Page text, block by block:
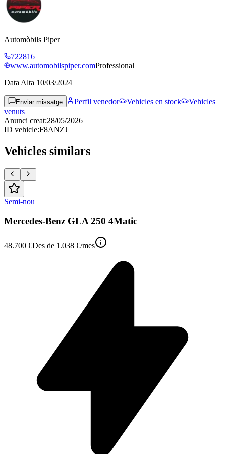
Automòbils Piper
722816
www.automobilspiper.comProfessional
Data Alta 10/03/2024
Enviar missatge Perfil venedor Vehicles en stock
Vehicles
venuts
Anunci creat:28/05/2026
ID vehicle:F8ANZJ
Vehicles similars
Semi-nou
Mercedes-Benz GLA 250 4Matic
48.700 €Des de 1.038 €/mes